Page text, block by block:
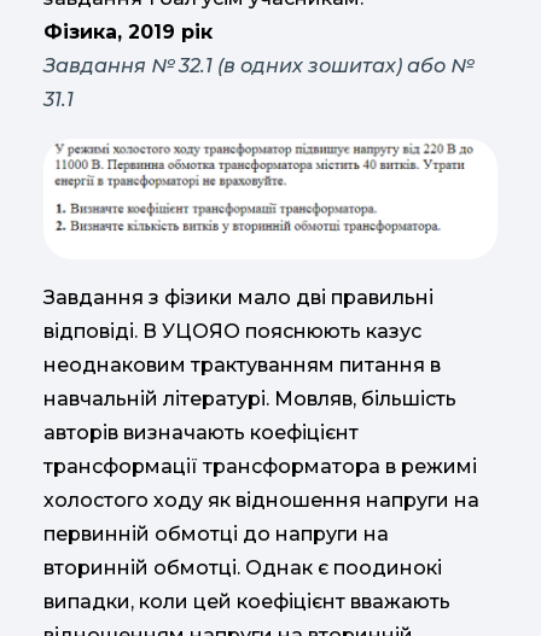
Фізика, 2019 рік
Завдання № 32.1 (в одних зошитах) або №
31.1
Завдання з фізики мало дві правильні
відповіді. В УЦОЯО пояснюють казус
неоднаковим трактуванням питання в
навчальній літературі. Мовляв, більшість
авторів визначають коефіцієнт
трансформації трансформатора в режимі
холостого ходу як відношення напруги на
первинній обмотці до напруги на
вторинній обмотці. Однак є поодинокі
випадки, коли цей коефіцієнт вважають